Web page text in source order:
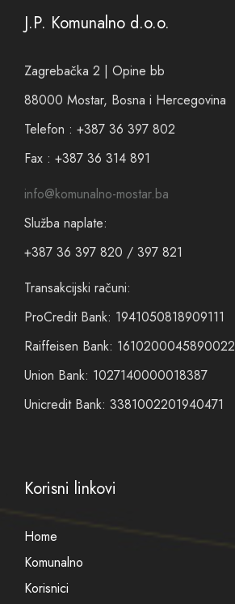
J.P. Komunalno d.o.o.
Zagrebačka 2 | Opine bb
88000 Mostar, Bosna i Hercegovina
Telefon : +387 36 397 802
Fax : +387 36 314 891
info@komunalno-mostar.ba
Služba naplate:
+387 36 397 820 / 397 821
Transakcijski računi:
ProCredit Bank: 1941050818909111
Raiffeisen Bank: 1610200045890022
Union Bank: 1027140000018387
Unicredit Bank: 3381002201940471
Korisni linkovi
Home
Komunalno
Korisnici